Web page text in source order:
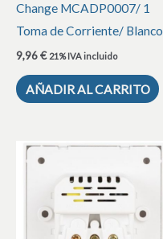
Change MCADP0007/ 1
Toma de Corriente/ Blanco
9,96€ 21% IVA incluido
AÑADIR AL CARRITO